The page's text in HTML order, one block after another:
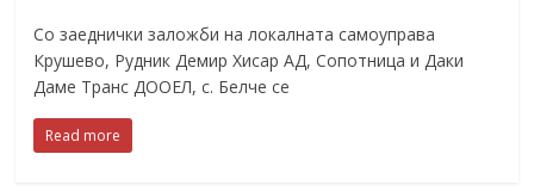
Со заеднички заложби на локалната самоуправа
Крушево, Рудник Демир Хисар АД, Сопотница и Даки
Даме Транс ДООЕЛ, с. Белче се
Read more